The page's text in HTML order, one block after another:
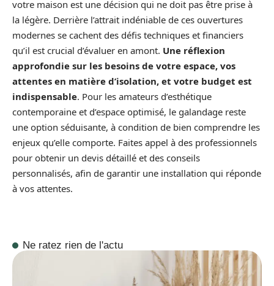
votre maison est une décision qui ne doit pas être prise à
la légère. Derrière l’attrait indéniable de ces ouvertures
modernes se cachent des défis techniques et financiers
qu’il est crucial d’évaluer en amont. Une réflexion
approfondie sur les besoins de votre espace, vos
attentes en matière d’isolation, et votre budget est
indispensable. Pour les amateurs d’esthétique
contemporaine et d’espace optimisé, le galandage reste
une option séduisante, à condition de bien comprendre les
enjeux qu’elle comporte. Faites appel à des professionnels
pour obtenir un devis détaillé et des conseils
personnalisés, afin de garantir une installation qui réponde
à vos attentes.
Ne ratez rien de l'actu